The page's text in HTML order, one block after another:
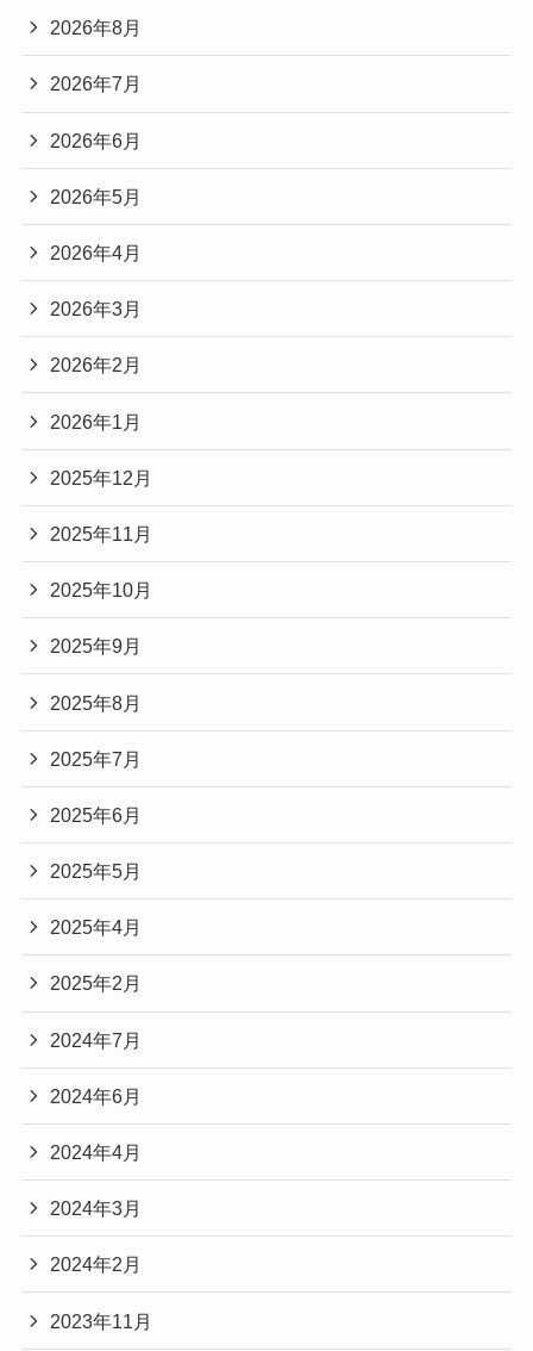
2026年8月
2026年7月
2026年6月
2026年5月
2026年4月
2026年3月
2026年2月
2026年1月
2025年12月
2025年11月
2025年10月
2025年9月
2025年8月
2025年7月
2025年6月
2025年5月
2025年4月
2025年2月
2024年7月
2024年6月
2024年4月
2024年3月
2024年2月
2023年11月